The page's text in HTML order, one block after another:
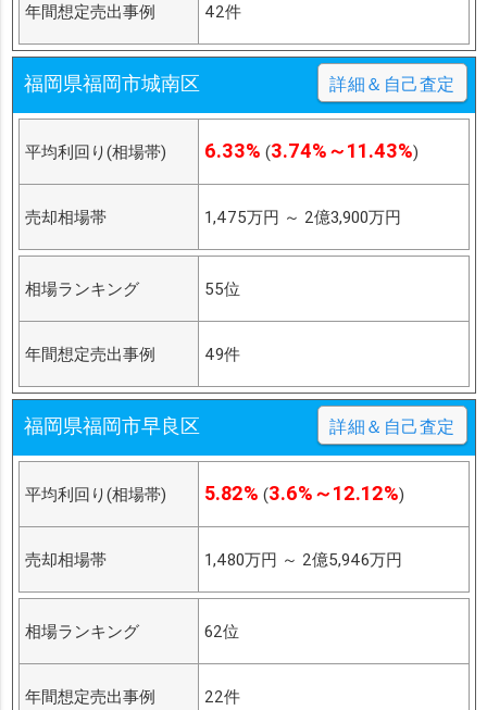
年間想定売出事例 42件
福岡県福岡市城南区 詳細＆自己査定
平均利回り(相場帯) 6.33% (3.74%～11.43%)
売却相場帯 1,475万円 ～ 2億3,900万円
相場ランキング 55位
年間想定売出事例 49件
福岡県福岡市早良区 詳細＆自己査定
平均利回り(相場帯) 5.82% (3.6%～12.12%)
売却相場帯 1,480万円 ～ 2億5,946万円
相場ランキング 62位
年間想定売出事例 22件